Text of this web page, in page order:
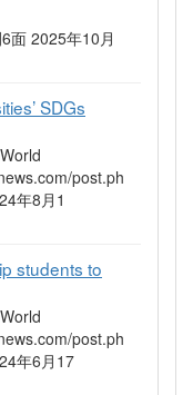
面 2025年10月
SDGs
post.ph
年8月1
students to
post.ph
年6月17